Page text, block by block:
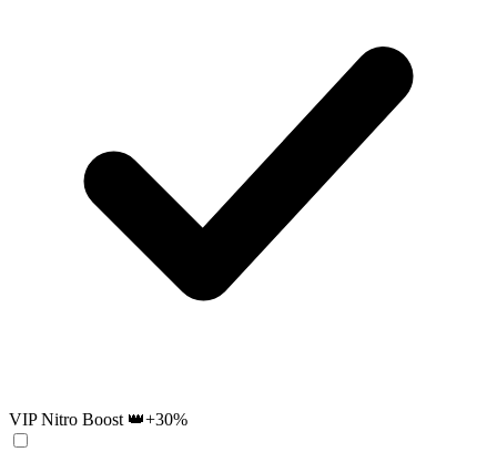
VIP Nitro Boost 👑+30%